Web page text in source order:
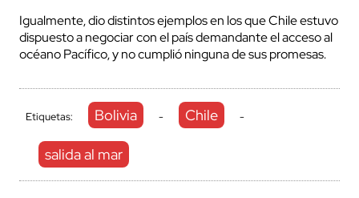
Igualmente, dio distintos ejemplos en los que Chile estuvo
dispuesto a negociar con el país demandante el acceso al
océano Pacífico, y no cumplió ninguna de sus promesas.
Etiquetas: Bolivia - Chile -
salida al mar